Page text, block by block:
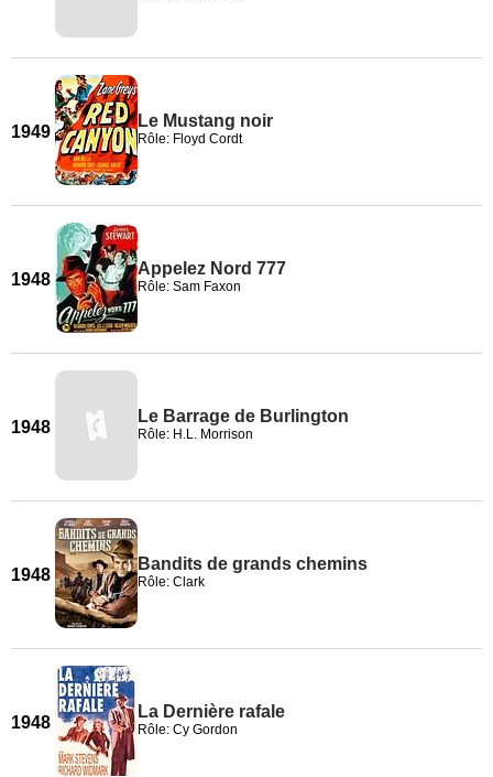
1949
Le Mustang noir
Rôle: Floyd Cordt
1948
Appelez Nord 777
Rôle: Sam Faxon
1948
Le Barrage de Burlington
Rôle: H.L. Morrison
1948
Bandits de grands chemins
Rôle: Clark
1948
La Dernière rafale
Rôle: Cy Gordon